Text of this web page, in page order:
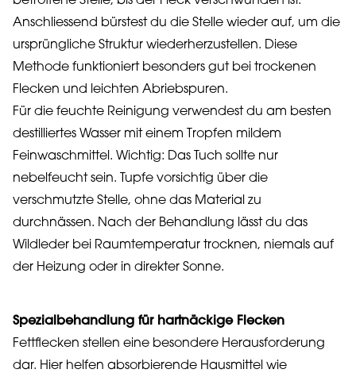
Anschliessend bürstest du die Stelle wieder auf, um die
ursprüngliche Struktur wiederherzustellen. Diese
Methode funktioniert besonders gut bei trockenen
Flecken und leichten Abriebspuren.
Für die feuchte Reinigung verwendest du am besten
destilliertes Wasser mit einem Tropfen mildem
Feinwaschmittel. Wichtig: Das Tuch sollte nur
nebelfeucht sein. Tupfe vorsichtig über die
verschmutzte Stelle, ohne das Material zu
durchnässen. Nach der Behandlung lässt du das
Wildleder bei Raumtemperatur trocknen, niemals auf
der Heizung oder in direkter Sonne.
Spezialbehandlung für hartnäckige Flecken
Fettflecken stellen eine besondere Herausforderung
dar. Hier helfen absorbierende Hausmittel wie